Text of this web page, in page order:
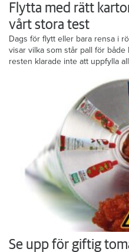
Flytta med rätt
vårt stora test
Dags för flytt eller bara rensa i
visar vilka som står pall för
resten klarade inte att uppfylla
Se upp för giftig